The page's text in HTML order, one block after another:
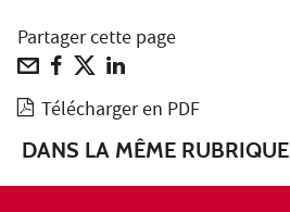
Partager cette page
Télécharger en PDF
DANS LA MÊME RUBRIQUE